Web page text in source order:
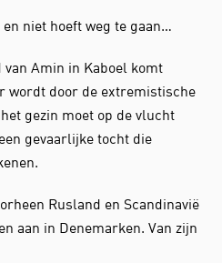
niet hoeft weg te gaan…
Amin in Kaboel komt
wordt door de extremistische
gezin moet op de vlucht
gevaarlijke tocht die
Rusland en Scandinavië
aan in Denemarken. Van zijn